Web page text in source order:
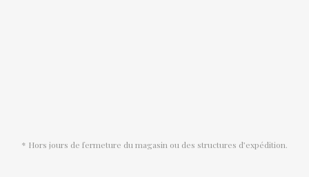
* Hors jours de fermeture du magasin ou des structures d’expédition.